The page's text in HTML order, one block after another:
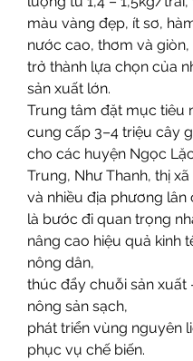
màu vàng đẹp, ít sơ,
nước cao, thơm và giòn,
trở thành lựa chọn của
sản xuất lớn.
Trung tâm đặt mục tiêu
cung cấp 3–4 triệu cây
cho các huyện Ngọc
Trung, Như Thanh, thị
và nhiều địa phương lân
là bước đi quan trọng
nâng cao hiệu quả kinh
nông dân,
thúc đẩy chuỗi sản xuất
nông sản sạch,
phát triển vùng nguyên
phục vụ chế biến.